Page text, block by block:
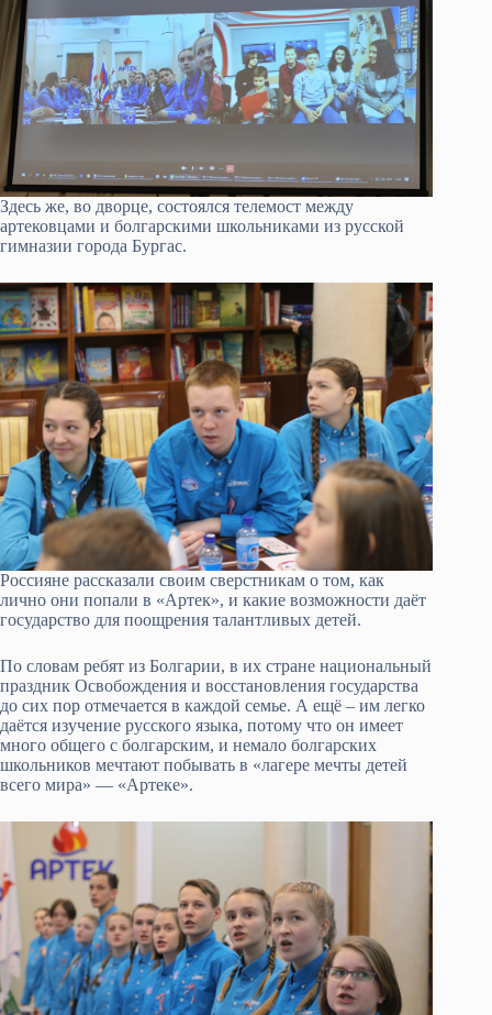
Здесь же, во дворце, состоялся телемост между
артековцами и болгарскими школьниками из русской
гимназии города Бургас.
Россияне рассказали своим сверстникам о том, как
лично они попали в «Артек», и какие возможности даёт
государство для поощрения талантливых детей.
По словам ребят из Болгарии, в их стране национальный
праздник Освобождения и восстановления государства
до сих пор отмечается в каждой семье. А ещё – им легко
даётся изучение русского языка, потому что он имеет
много общего с болгарским, и немало болгарских
школьников мечтают побывать в «лагере мечты детей
всего мира» — «Артеке».